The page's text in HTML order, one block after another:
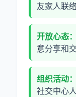
友家人联
开放心态：
意分享和交
组织活动：
社交中心人